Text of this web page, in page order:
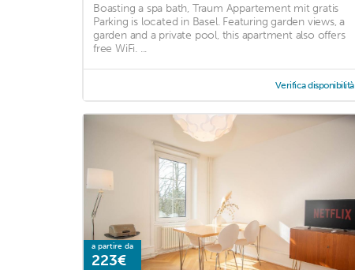
Boasting a spa bath, Traum Appartement mit gratis
Parking is located in Basel. Featuring garden views, a
garden and a private pool, this apartment also offers
free WiFi. ...
Verifica disponibilità
a partire da
223€